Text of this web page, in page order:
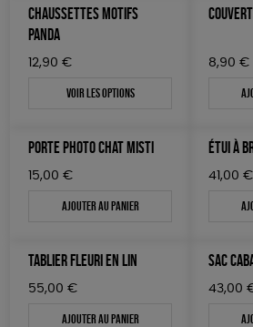
CHAUSSETTES MOTIFS
PANDA
12,90 €
Voir les options
8,90 €
PORTE PHOTO CHAT MISTI
15,00 €
Ajouter au panier
ÉTUI À
41,00 €
TABLIER FLEURI EN LIN
55,00 €
Ajouter au panier
SAC
43,00